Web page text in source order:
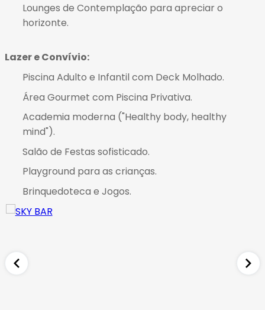
Lounges de Contemplação para apreciar o
horizonte.
Lazer e Convívio:
Piscina Adulto e Infantil com Deck Molhado.
Área Gourmet com Piscina Privativa.
Academia moderna ("Healthy body, healthy
mind").
Salão de Festas sofisticado.
Playground para as crianças.
Brinquedoteca e Jogos.